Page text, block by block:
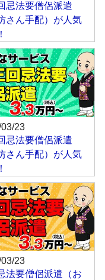
忌法要僧侶派遣
さん手配）が人気
23
忌法要僧侶派遣
さん手配）が人気
23
法要僧侶派遣（お